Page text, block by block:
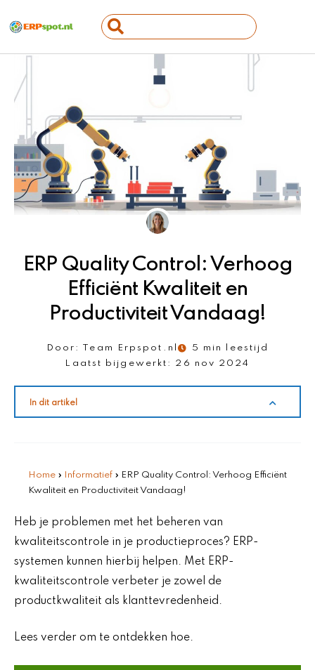
naar
inhoud
Search
...
ERP Quality Control: Verhoog
Efficiënt Kwaliteit en
Productiviteit Vandaag!
Door: Team Erpspot.nl
5 min leestijd
Laatst bijgewerkt:
26 nov 2024
In dit artikel
Home » Informatief » ERP Quality Control: Verhoog Efficiënt
Kwaliteit en Productiviteit Vandaag!
Heb je problemen met het beheren van
kwaliteitscontrole in je productieproces? ERP-
systemen kunnen hierbij helpen. Met ERP-
kwaliteitscontrole verbeter je zowel de
productkwaliteit als klanttevredenheid.
Lees verder om te ontdekken hoe.